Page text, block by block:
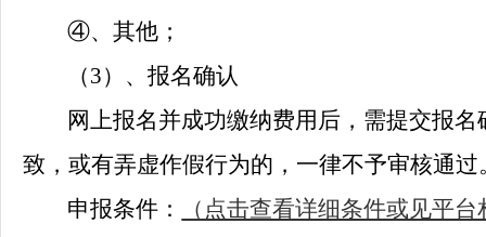
④、其他；
（3）、报名确认
网上报名并成功缴纳费用后，需提交报
致，或有弄虚作假行为的，一律不予审核通过
申报条件：
（点击查看详细条件或见平